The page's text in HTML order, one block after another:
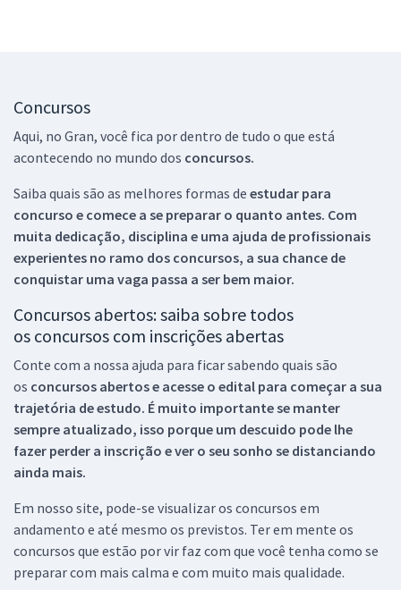
Concursos
Aqui, no Gran, você fica por dentro de tudo o que está
acontecendo no mundo dos concursos.
Saiba quais são as melhores formas de estudar para
concurso e comece a se preparar o quanto antes. Com
muita dedicação, disciplina e uma ajuda de profissionais
experientes no ramo dos concursos, a sua chance de
conquistar uma vaga passa a ser bem maior.
Concursos abertos: saiba sobre todos
os concursos com inscrições abertas
Conte com a nossa ajuda para ficar sabendo quais são
os concursos abertos e acesse o edital para começar a sua
trajetória de estudo. É muito importante se manter
sempre atualizado, isso porque um descuido pode lhe
fazer perder a inscrição e ver o seu sonho se distanciando
ainda mais.
Em nosso site, pode-se visualizar os concursos em
andamento e até mesmo os previstos. Ter em mente os
concursos que estão por vir faz com que você tenha como se
preparar com mais calma e com muito mais qualidade.